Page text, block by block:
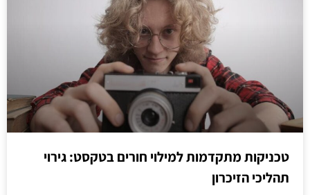
טכניקות מתקדמות למילוי חורים בטקסט: גירוי
תהליכי הזיכרון